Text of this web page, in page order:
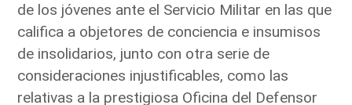
de los jóvenes ante el Servicio Militar en las que
califica a objetores de conciencia e insumisos
de insolidarios, junto con otra serie de
consideraciones injustificables, como las
relativas a la prestigiosa Oficina del Defensor